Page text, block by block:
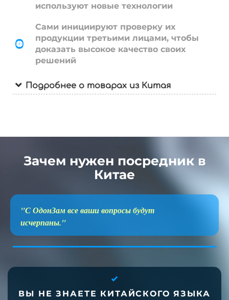
используют новые технологии
Сами инициируют проверку их
продукции третьими лицами, чтобы
доказать высокое качество своих
решений
Подробнее о товарах из Китая
Зачем нужен посредник в
Китае
"С ОдонЗам все ваши вопросы будут
исчерпаны."
ВЫ НЕ ЗНАЕТЕ КИТАЙСКОГО ЯЗЫКА